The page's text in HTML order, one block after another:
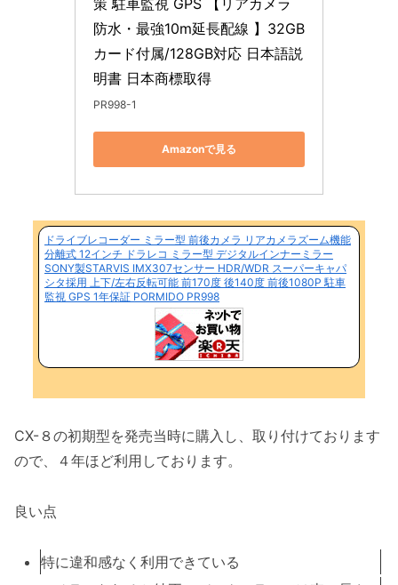
防水・最強10m延長配線 】32GB
カード付属/128GB対応 日本語説
明書 日本商標取得
PR998-1
Amazonで見る
ドライブレコーダー ミラー型 前後カメラ リアカメラズーム機能
分離式 12インチ ドラレコ ミラー型 デジタルインナーミラー
SONY製STARVIS IMX307センサー HDR/WDR スーパーキャパ
シタ採用 上下/左右反転可能 前170度 後140度 前後1080P 駐車
監視 GPS 1年保証 PORMIDO PR998
CX-８の初期型を発売当時に購入し、取り付けております
ので、４年ほど利用しております。
良い点
特に違和感なく利用できている